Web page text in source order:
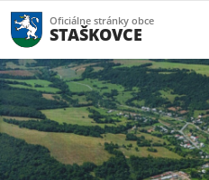
Oficiálne stránky obce
STAŠKOVCE